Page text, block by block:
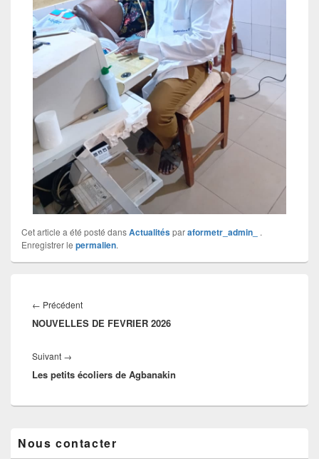
Cet article a été posté dansActualitésparaformetr_admin_
.
Enregistrer le permalien.
← Précédent
NOUVELLES DE FEVRIER 2026
Suivant →
Les petits écoliers de Agbanakin
Nous contacter